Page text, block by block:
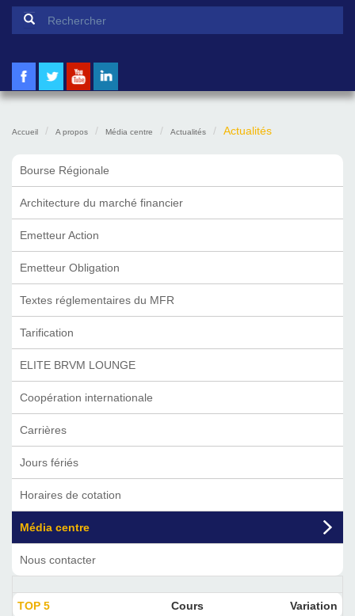
Formulaire de recherche
Accueil A propos Média centre Actualités Actualités
Bourse Régionale
Architecture du marché financier
Emetteur Action
Emetteur Obligation
Textes réglementaires du MFR
Tarification
ELITE BRVM LOUNGE
Coopération internationale
Carrières
Jours fériés
Horaires de cotation
Média centre
Nous contacter
TOP 5 Cours Variation